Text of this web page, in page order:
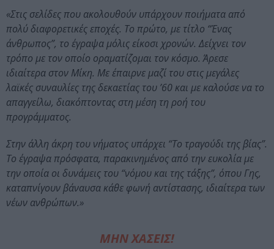
«Στις σελίδες που ακολουθούν υπάρχουν ποιήματα από
πολύ διαφορετικές εποχές. Το πρώτο, με τίτλο “Ένας
άνθρωπος”, το έγραψα μόλις είκοσι χρονών. Δείχνει τον
τρόπο με τον οποίο οραματίζομαι τον κόσμο. Άρεσε
ιδιαίτερα στον Μίκη. Με έπαιρνε μαζί του στις μεγάλες
λαϊκές συναυλίες της δεκαετίας του ’60 και με καλούσε να το
απαγγείλω, διακόπτοντας στη μέση τη ροή του
προγράμματος.
Στην άλλη άκρη του νήματος υπάρχει “Το τραγούδι της βίας”.
Το έγραψα πρόσφατα, παρακινημένος από την ευκολία με
την οποία οι δυνάμεις του “νόμου και της τάξης”, όπου Γης,
καταπνίγουν βάναυσα κάθε φωνή αντίστασης, ιδιαίτερα των
νέων ανθρώπων.»
ΜΗΝ ΧΑΣΕΙΣ!